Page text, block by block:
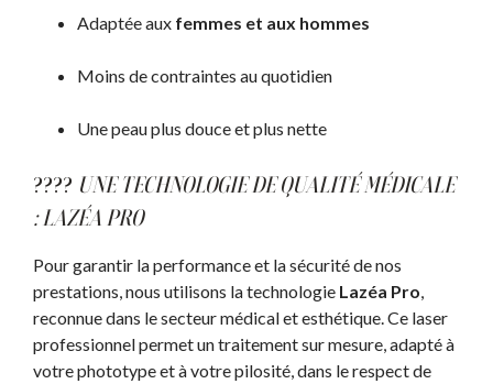
Adaptée aux femmes et aux hommes
Moins de contraintes au quotidien
Une peau plus douce et plus nette
???? UNE TECHNOLOGIE DE QUALITÉ MÉDICALE
: LAZÉA PRO
Pour garantir la performance et la sécurité de nos
prestations, nous utilisons la technologie Lazéa Pro,
reconnue dans le secteur médical et esthétique. Ce laser
professionnel permet un traitement sur mesure, adapté à
votre phototype et à votre pilosité, dans le respect de